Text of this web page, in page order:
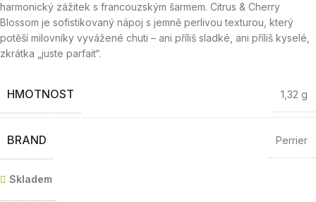
harmonický zážitek s francouzským šarmem. Citrus & Cherry
Blossom je sofistikovaný nápoj s jemně perlivou texturou, který
potěší milovníky vyvážené chuti – ani příliš sladké, ani příliš kyselé,
zkrátka „juste parfait“.
HMOTNOST 1,32 g
BRAND Perrier
Skladem